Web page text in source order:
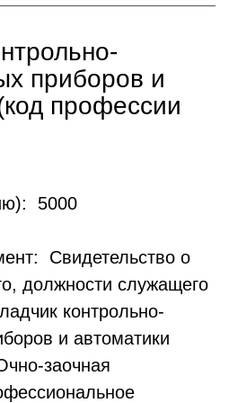
приборов и
профессии
5000
Свидетельство о
должности служащего
контрольно-
и автоматики
заочная